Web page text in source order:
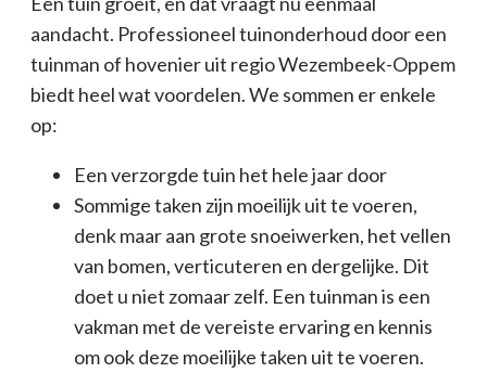
aandacht. Professioneel tuinonderhoud door een
tuinman of hovenier uit regio Wezembeek-Oppem
biedt heel wat voordelen. We sommen er enkele
op:
Een verzorgde tuin het hele jaar door
Sommige taken zijn moeilijk uit te voeren,
denk maar aan grote snoeiwerken, het vellen
van bomen, verticuteren en dergelijke. Dit
doet u niet zomaar zelf. Een tuinman is een
vakman met de vereiste ervaring en kennis
om ook deze moeilijke taken uit te voeren.